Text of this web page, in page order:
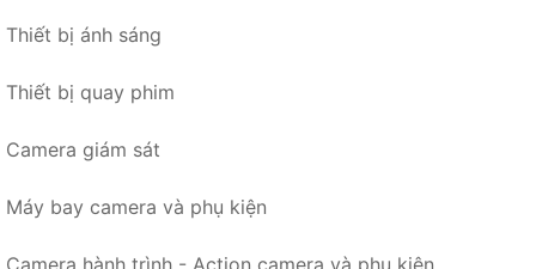
Thiết bị ánh sáng
Thiết bị quay phim
Camera giám sát
Máy bay camera và phụ kiện
Camera hành trình - Action camera và phụ kiện